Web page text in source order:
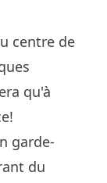
centre de
qu'à
garde-
du